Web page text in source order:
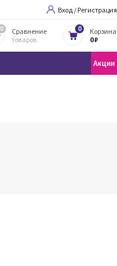
Вход / Регистрация
0
Сравнение
товаров
0
Корзина
0 ₽
Акции